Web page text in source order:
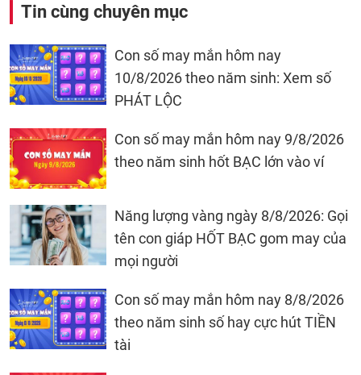
Tin cùng chuyên mục
Con số may mắn hôm nay
10/8/2026 theo năm sinh: Xem số
PHÁT LỘC
Con số may mắn hôm nay 9/8/2026
theo năm sinh hốt BẠC lớn vào ví
Năng lượng vàng ngày 8/8/2026: Gọi
tên con giáp HỐT BẠC gom may của
mọi người
Con số may mắn hôm nay 8/8/2026
theo năm sinh số hay cực hút TIỀN
tài